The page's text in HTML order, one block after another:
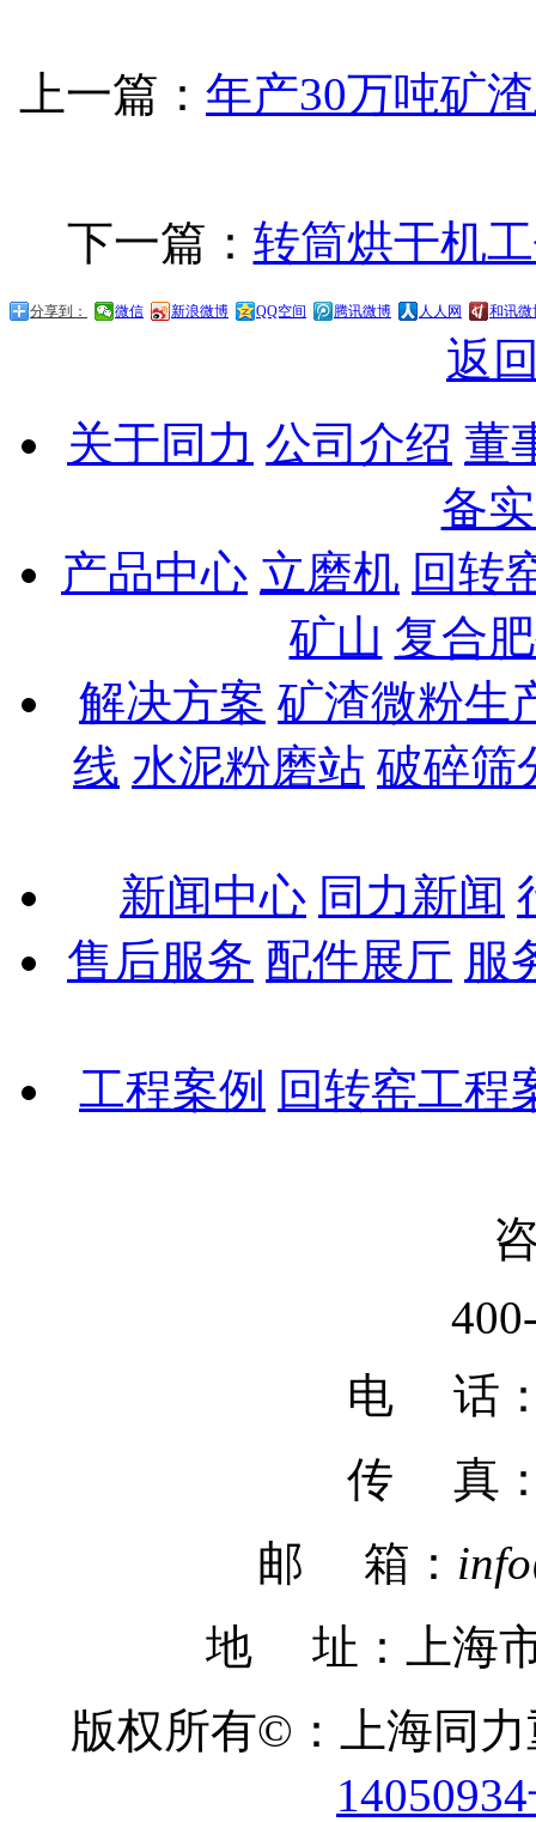
上一篇： 年产30万吨矿
下一篇： 转筒烘干机
分享到： 微信 新浪微博 QQ空间 腾讯微博 人人网 和讯微
返
关于同力 公司介绍 董
备
产品中心 立磨机 回转
矿山 复合
解决方案 矿渣微粉生
线 水泥粉磨站 破碎筛
新闻中心 同力新闻
售后服务 配件展厅 服
工程案例 回转窑工程
电 话：
传 真
邮 箱：
地 址：上海市
版权所有©：上海同